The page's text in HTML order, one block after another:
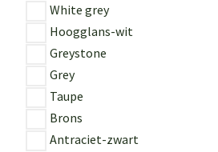
White grey
Hoogglans-wit
Greystone
Grey
Taupe
Brons
Antraciet-zwart